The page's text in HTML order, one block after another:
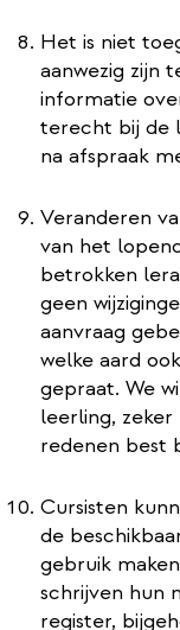
Het is niet
aanwezig zijn
informatie
terecht bij de
na afspraak
Veranderen
van het
betrokken
geen
aanvraag
welke aard
gepraat. We
leerling, zeker
redenen best
Cursisten
de
gebruik
schrijven hun
register,